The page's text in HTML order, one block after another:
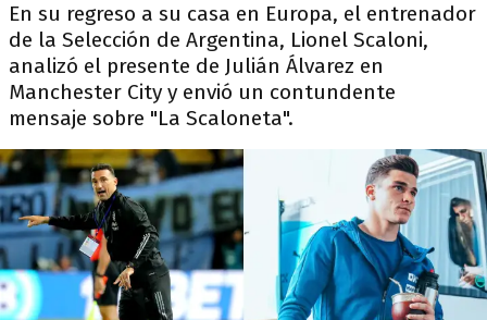
En su regreso a su casa en Europa, el entrenador
de la Selección de Argentina, Lionel Scaloni,
analizó el presente de Julián Álvarez en
Manchester City y envió un contundente
mensaje sobre "La Scaloneta".